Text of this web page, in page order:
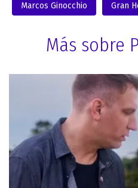
Marcos Ginocchio Gran
Más sobre